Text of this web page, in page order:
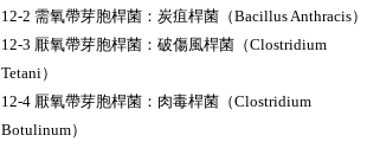
12-2 需氧帶芽胞桿菌：炭疽桿菌（Bacillus Anthracis）
12-3 厭氧帶芽胞桿菌：破傷風桿菌（Clostridium
Tetani）
12-4 厭氧帶芽胞桿菌：肉毒桿菌（Clostridium
Botulinum）